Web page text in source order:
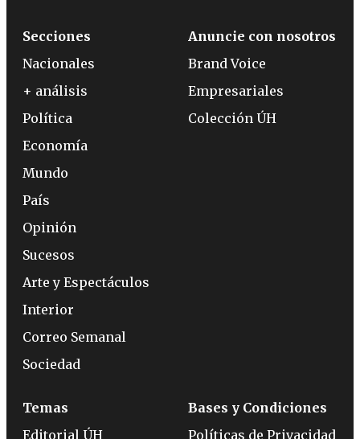
Secciones
Nacionales
+ análisis
Política
Economía
Mundo
País
Opinión
Sucesos
Arte y Espectáculos
Interior
Correo Semanal
Sociedad
Anuncie con nosotros
Brand Voice
Empresariales
Colección ÚH
Temas
Editorial ÚH
Bases y Condiciones
Políticas de Privacidad